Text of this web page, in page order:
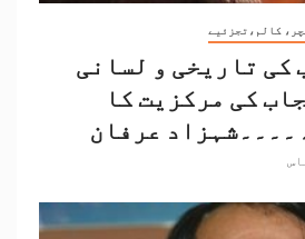
کالم،تجزئیے
کی تاریخی و لسانی
کی مرکزیت کا
عرفان